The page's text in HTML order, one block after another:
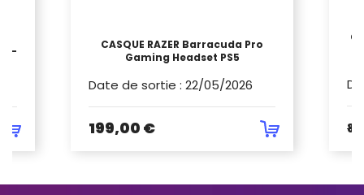
-
CASQUE RAZER Barracuda Pro
Gaming Headset PS5
Date de sortie : 22/05/2026
199,00 €